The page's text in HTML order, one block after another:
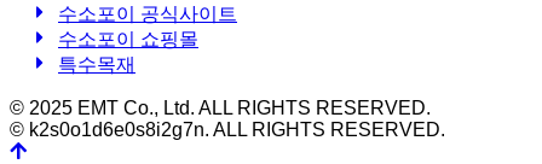
수소포이 공식사이트
수소포이 쇼핑몰
특수목재
© 2025 EMT Co., Ltd. ALL RIGHTS RESERVED.
© k2s0o1d6e0s8i2g7n. ALL RIGHTS RESERVED.